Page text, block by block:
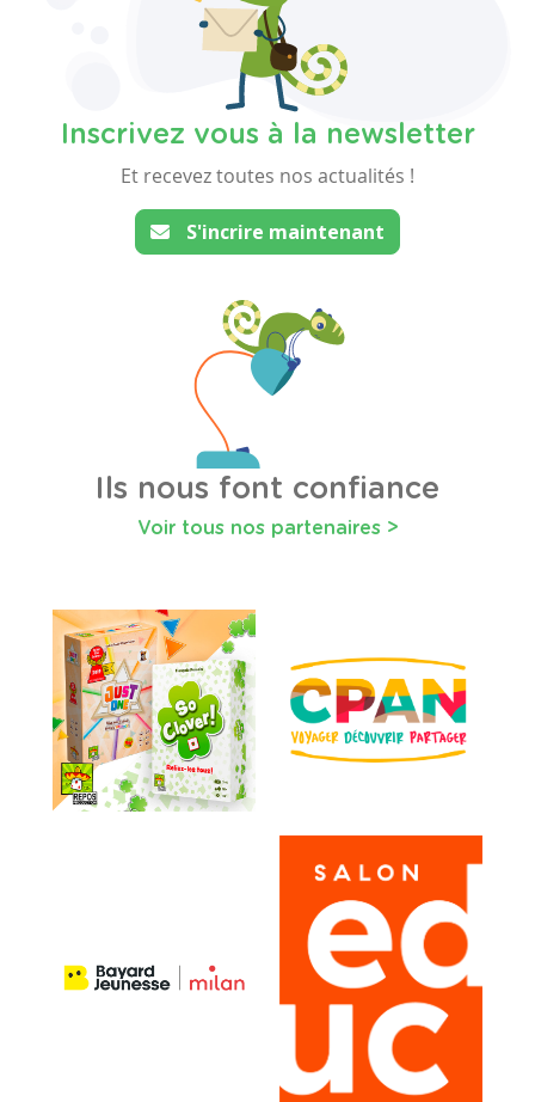
Inscrivez vous à la newsletter
Et recevez toutes nos actualités !
S'incrire maintenant
Ils nous font confiance
Voir tous nos partenaires >